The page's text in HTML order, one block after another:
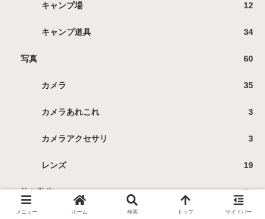
キャンプ場 12
キャンプ道具 34
写真 60
カメラ 35
カメラあれこれ 3
カメラアクセサリ 3
レンズ 19
旅と散歩 51
メニュー ホーム 検索 トップ サイドバー